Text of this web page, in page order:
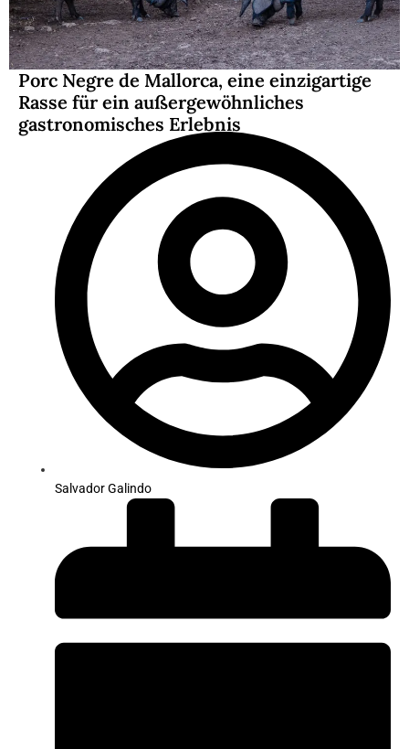
Porc Negre de Mallorca, eine einzigartige
Rasse für ein außergewöhnliches
gastronomisches Erlebnis
Salvador Galindo